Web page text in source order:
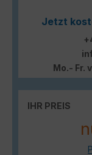
Jetzt
Mo.- Fr.
IHR PREIS